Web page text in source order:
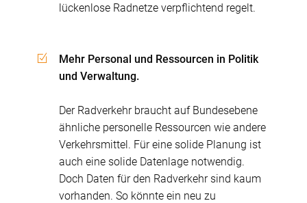
lückenlose Radnetze verpflichtend regelt.
Mehr Personal und Ressourcen in Politik
und Verwaltung.
Der Radverkehr braucht auf Bundesebene
ähnliche personelle Ressourcen wie andere
Verkehrsmittel. Für eine solide Planung ist
auch eine solide Datenlage notwendig.
Doch Daten für den Radverkehr sind kaum
vorhanden. So könnte ein neu zu